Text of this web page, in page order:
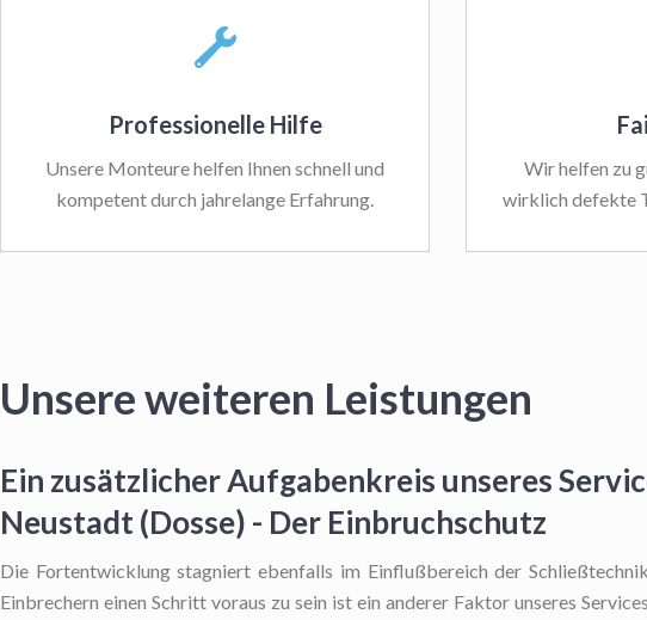
Professionelle Hilfe
Unsere Monteure helfen Ihnen schnell und
kompetent durch jahrelange Erfahrung.
Wir helfen zu
wirklich defekte
Unsere weiteren Leistungen
Ein zusätzlicher Aufgabenkreis unseres
Neustadt (Dosse) - Der Einbruchschutz
Die Fortentwicklung stagniert ebenfalls im Einflußbereich der
Einbrechern einen Schritt voraus zu sein ist ein anderer Faktor unseres